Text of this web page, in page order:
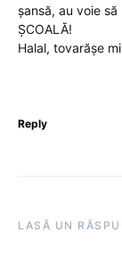
șansă, au voie
ȘCOALĂ!
Halal, tovarășe
Reply
LASĂ UN